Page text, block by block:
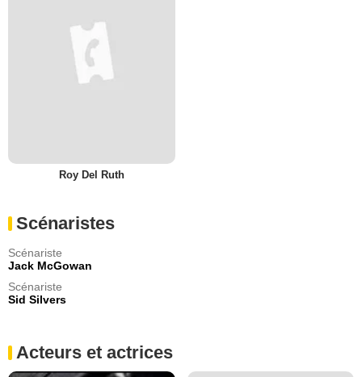
Roy Del Ruth
Scénaristes
Scénariste
Jack McGowan
Scénariste
Sid Silvers
Acteurs et actrices